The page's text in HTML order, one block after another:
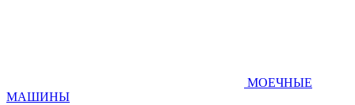
МОЕЧНЫЕ
МАШИНЫ